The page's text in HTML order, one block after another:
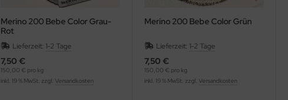
Merino 200 Bebe Color Grau-
Rot
Lieferzeit: 1-2 Tage
7,50 €
150,00 € pro kg
inkl. 19 % MwSt. zzgl. Versandkosten
Merino 200 Bebe Color Grün
Lieferzeit: 1-2 Tage
7,50 €
150,00 € pro kg
inkl. 19 % MwSt. zzgl. Versandkosten